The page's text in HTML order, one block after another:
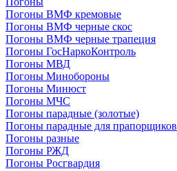
Погоны ВМФ кремовые
Погоны ВМФ черные скос
Погоны ВМФ черные трапеция
Погоны ГосНаркоКонтроль
Погоны МВД
Погоны Минобороны
Погоны Минюст
Погоны МЧС
Погоны парадные (золотые)
Погоны парадные для прапорщиков
Погоны разные
Погоны РЖД
Погоны Росгвардия